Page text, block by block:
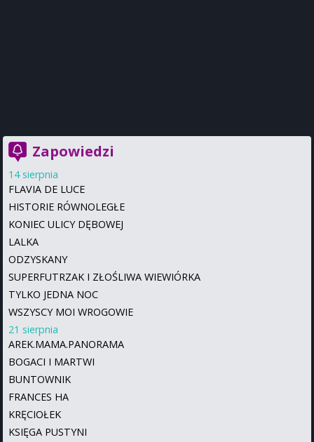
Zapowiedzi
14 sierpnia
FLAVIA DE LUCE
HISTORIE RÓWNOLEGŁE
KONIEC ULICY DĘBOWEJ
LALKA
ODZYSKANY
SUPERFUTRZAK I ZŁOŚLIWA WIEWIÓRKA
TYLKO JEDNA NOC
WSZYSCY MOI WROGOWIE
21 sierpnia
AREK.MAMA.PANORAMA
BOGACI I MARTWI
BUNTOWNIK
FRANCES HA
KRĘCIOŁEK
KSIĘGA PUSTYNI